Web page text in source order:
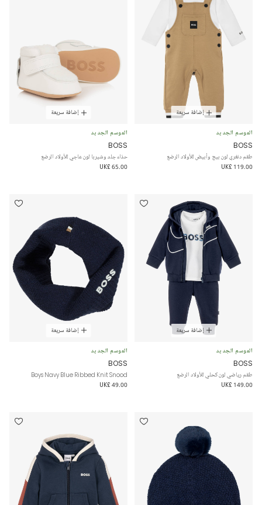
إضافة سريعة
الموسم الجديد
BOSS
طقم دنغري لون بيج وأبيض للأولاد الرضع
UK£ 119.00
إضافة سريعة
الموسم الجديد
BOSS
حذاء جلد وشيربا لون عاجي للأولاد الرضع
UK£ 65.00
إضافة سريعة
الموسم الجديد
BOSS
طقم رياضي لون كحلي للأولاد الرضع
UK£ 149.00
إضافة سريعة
الموسم الجديد
BOSS
Boys Navy Blue Ribbed Knit Snood
UK£ 49.00